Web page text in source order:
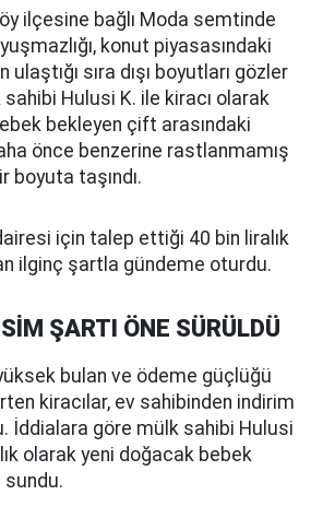
ilçesine bağlı Moda semtinde
konut piyasasındaki
ulaştığı sıra dışı boyutları gözler
Hulusi K. ile kiracı olarak
bekleyen çift arasındaki
önce benzerine rastlanmamış
boyuta taşındı.
için talep ettiği 40 bin liralık
ilginç şartla gündeme oturdu.
ŞARTI ÖNE SÜRÜLDÜ
yüksek bulan ve ödeme güçlüğü
kiracılar, ev sahibinden indirim
İddialara göre mülk sahibi Hulusi
olarak yeni doğacak bebek
sundu.